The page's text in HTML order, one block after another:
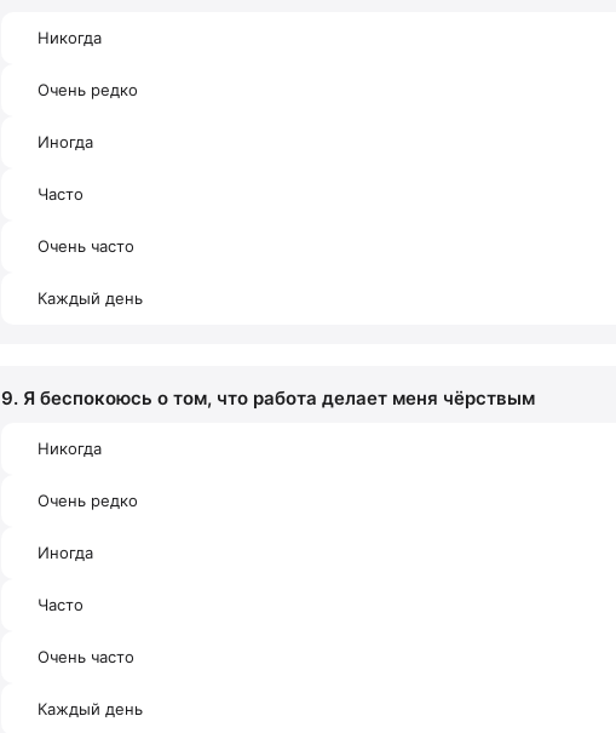
Никогда
Очень редко
Иногда
Часто
Очень часто
Каждый день
9. Я беспокоюсь о том, что работа делает меня чёрствым
Никогда
Очень редко
Иногда
Часто
Очень часто
Каждый день